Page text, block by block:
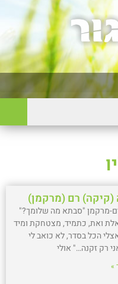
(קיקה) רם (מרקמן)
מרקמן "סבתא מה שלומך?"
ואת, כתמיד, מצטחקת ומיד
הכל בסדר, לא כואב לי
רק זקנה…" אולי
»